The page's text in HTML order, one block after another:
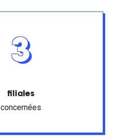
3
filiales
concernées